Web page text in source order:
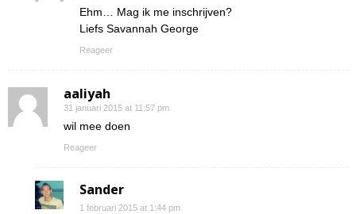
Ehm… Mag ik me inschrijven?
Liefs Savannah George
Reageer
aaliyah
31 januari 2015 at 11:57 pm
wil mee doen
Reageer
Sander
1 februari 2015 at 1:44 pm